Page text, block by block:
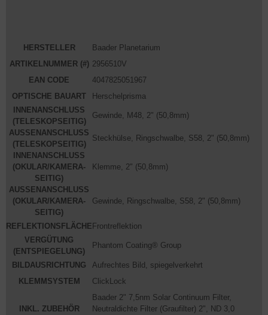
HERSTELLER
Baader Planetarium
ARTIKELNUMMER (#) 2956510V
EAN CODE
4047825051967
OPTISCHE BAUART
Herschelprisma
INNENANSCHLUSS
(TELESKOPSEITIG)
Gewinde, M48, 2" (50,8mm)
AUSSENANSCHLUSS
(TELESKOPSEITIG)
Steckhülse, Ringschwalbe, S58, 2" (50,8mm)
INNENANSCHLUSS
(OKULAR/KAMERA-
SEITIG)
Klemme, 2" (50,8mm)
AUSSENANSCHLUSS
(OKULAR/KAMERA-
SEITIG)
Gewinde, Ringschwalbe, S58, 2" (50,8mm)
REFLEKTIONSFLÄCHE Frontreflektion
VERGÜTUNG
(ENTSPIEGELUNG)
Phantom Coating® Group
BILDAUSRICHTUNG
Aufrechtes Bild, spiegelverkehrt
KLEMMSYSTEM
ClickLock
INKL. ZUBEHÖR
Baader 2" 7,5nm Solar Continuum Filter,
Neutraldichte Filter (Graufilter) 2", ND 3,0